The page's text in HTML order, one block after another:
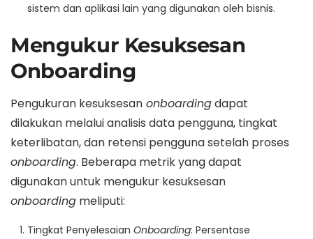
sistem dan aplikasi lain yang digunakan oleh bisnis.
Mengukur Kesuksesan
Onboarding
Pengukuran kesuksesan onboardingdapat
dilakukan melalui analisis data pengguna, tingkat
keterlibatan, dan retensi pengguna setelah proses
onboarding. Beberapa metrik yang dapat
digunakan untuk mengukur kesuksesan
onboarding meliputi:
Tingkat Penyelesaian Onboarding: Persentase